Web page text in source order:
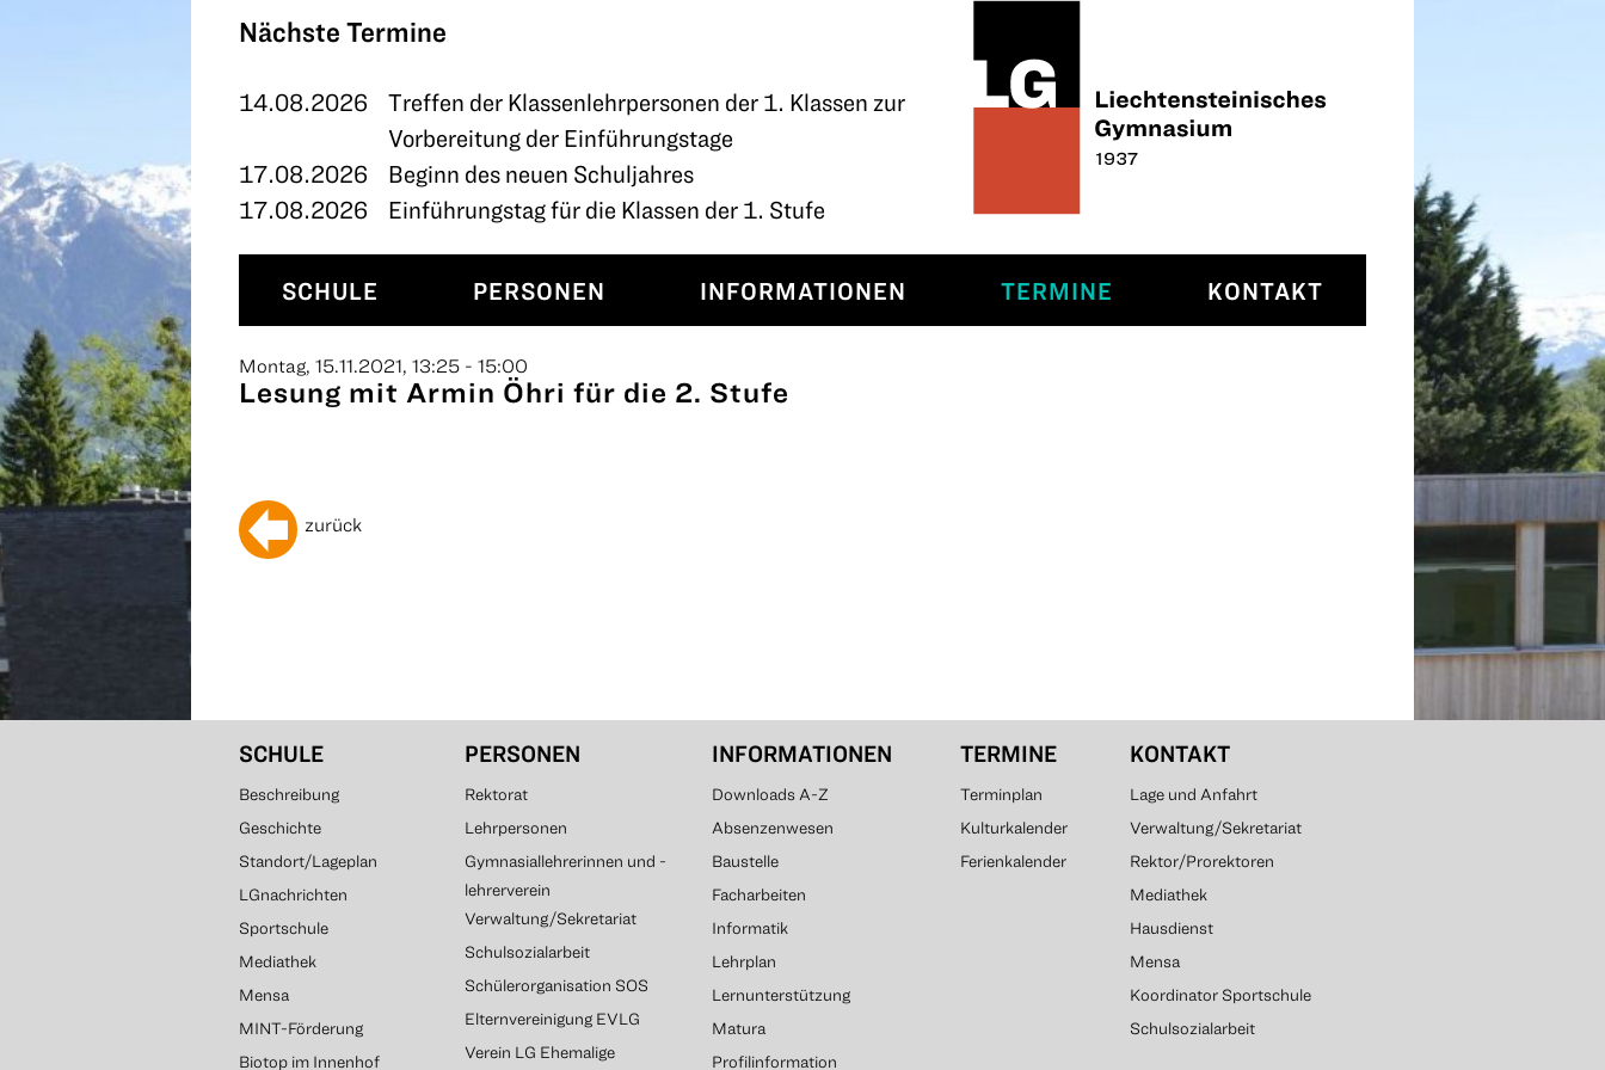
Nächste Termine
14.08.2026
Treffen der Klassenlehrpersonen der 1. Klassen zur
Vorbereitung der Einführungstage
17.08.2026
Beginn des neuen Schuljahres
17.08.2026
Einführungstag für die Klassen der 1. Stufe
SCHULE PERSONEN INFORMATIONEN TERMINE KONTAKT
Montag, 15.11.2021, 13:25 - 15:00
Lesung mit Armin Öhri für die 2. Stufe
zurück
SCHULE
Beschreibung
Geschichte
Standort/Lageplan
LGnachrichten
Sportschule
Mediathek
Mensa
MINT-Förderung
Biotop im Innenhof
PERSONEN
Rektorat
Lehrpersonen
Gymnasiallehrerinnen und -
lehrerverein
Verwaltung/Sekretariat
Schulsozialarbeit
Schülerorganisation SOS
Elternvereinigung EVLG
Verein LG Ehemalige
INFORMATIONEN
Downloads A-Z
Absenzenwesen
Baustelle
Facharbeiten
Informatik
Lehrplan
Lernunterstützung
Matura
Profilinformation
TERMINE
Terminplan
Kulturkalender
Ferienkalender
KONTAKT
Lage und Anfahrt
Verwaltung/Sekretariat
Rektor/Prorektoren
Mediathek
Hausdienst
Mensa
Koordinator Sportschule
Schulsozialarbeit